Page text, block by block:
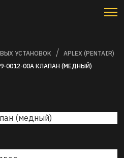
УСТАНОВОК
APLEX (PENTAIR)
0012-00A КЛАПАН (МЕДНЫЙ)